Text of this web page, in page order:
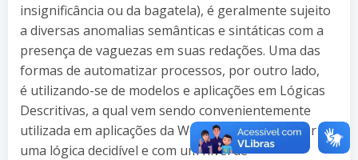
insignificância ou da bagatela), é geralmente sujeito
a diversas anomalias semânticas e sintáticas com a
presença de vaguezas em suas redações. Uma das
formas de automatizar processos, por outro lado,
é utilizando-se de modelos e aplicações em Lógicas
Descritivas, a qual vem sendo convenientemente
utilizada em aplicações da Web Semântica por ser
uma lógica decidível e com um nível de